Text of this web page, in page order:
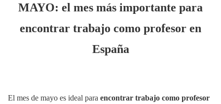
MAYO: el mes más importante para
encontrar trabajo como profesor en
España
El mes de mayo es ideal para encontrar trabajo como profesor